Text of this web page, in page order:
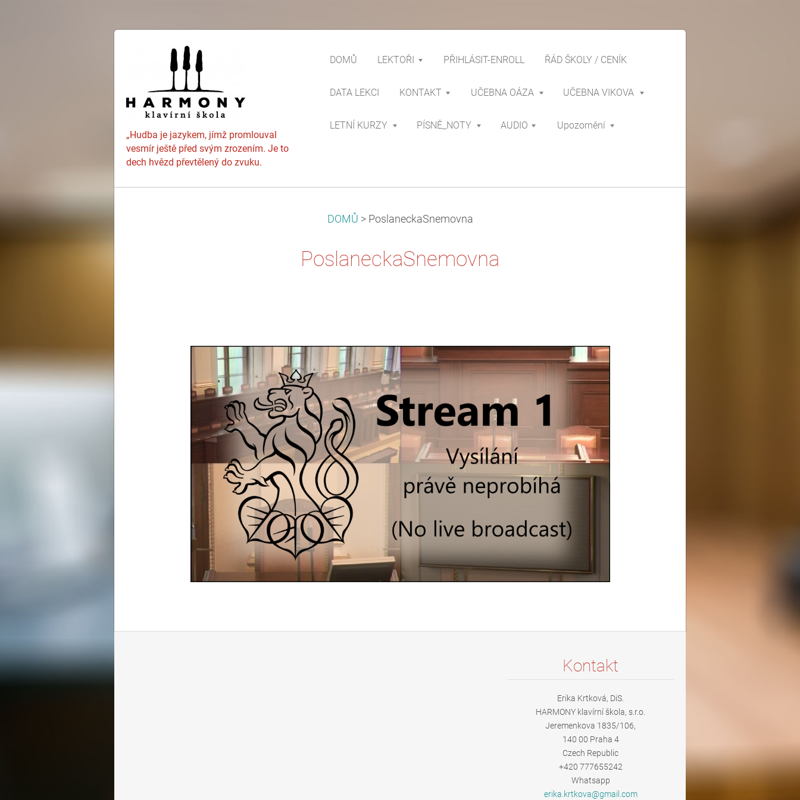
„Hudba je jazykem, jímž promlouval
vesmír ještě před svým zrozením. Je to
dech hvězd převtělený do zvuku.
DOMŮ LEKTOŘI PŘIHLÁSIT-ENROLL ŘÁD ŠKOLY / CENÍK
DATA LEKCI KONTAKT UČEBNA OÁZA UČEBNA VIKOVA
LETNÍ KURZY PÍSNĚ_NOTY AUDIO Upozornění
DOMŮ > PoslaneckaSnemovna
PoslaneckaSnemovna
Kontakt
Erika Krtková, DiS.
HARMONY klavírní škola, s.r.o.
Jeremenkova 1835/106,
140 00 Praha 4
Czech Republic
+420 777655242
Whatsapp
erika.krtkova@gmail.com